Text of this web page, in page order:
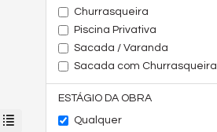
Churrasqueira
Piscina Privativa
Sacada / Varanda
Sacada com Churrasqueira
ESTÁGIO DA OBRA
Qualquer